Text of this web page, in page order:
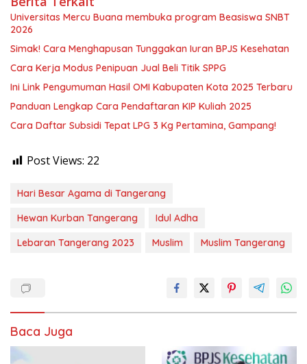
Universitas Mercu Buana membuka program Beasiswa SNBT
2026
Simak! Cara Menghapusan Tunggakan Iuran BPJS Kesehatan
Cara Kerja Modus Penipuan Jual Beli Titik SPPG
Ini Link Pengumuman Hasil OMI Kabupaten Kota 2025 Terbaru
Panduan Lengkap Cara Pendaftaran KIP Kuliah 2025
Cara Daftar Subsidi Tepat LPG 3 Kg Pertamina, Gampang!
Post Views: 22
Hari Besar Agama di Tangerang
Hewan Kurban Tangerang
Idul Adha
Lebaran Tangerang 2023
Muslim Muslim Tangerang
Baca Juga